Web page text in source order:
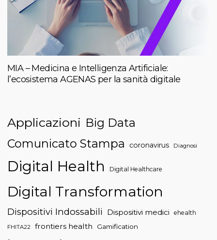
MIA – Medicina e Intelligenza Artificiale:
l’ecosistema AGENAS per la sanità digitale
Applicazioni Big Data
Comunicato Stampa
coronavirus Diagnosi
Digital Health Digital Healthcare
Digital Transformation
Dispositivi Indossabili Dispositivi medici ehealth
FHITA22 frontiers health Gamification